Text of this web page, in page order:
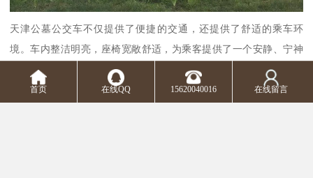
天津公墓公交车不仅提供了便捷的交通，还提供了舒适的乘车环
境。车内整洁明亮，座椅宽敞舒适，为乘客提供了一个安静、宁神
的空间。车辆还配备了空调系统，无论是在炎热的夏日还是寒冷的
冬季，都能让乘客感受到舒适的温度。
首页 在线QQ 15620040016 在线留言